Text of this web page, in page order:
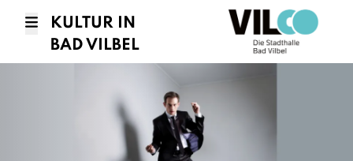
KULTUR IN
BAD VILBEL